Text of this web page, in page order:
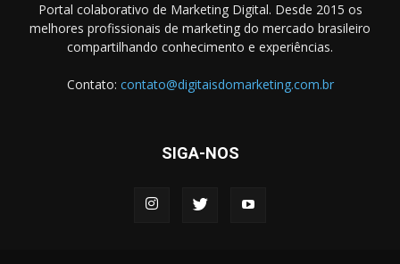
Portal colaborativo de Marketing Digital. Desde 2015 os
melhores profissionais de marketing do mercado brasileiro
compartilhando conhecimento e experiências.
Contato: contato@digitaisdomarketing.com.br
SIGA-NOS